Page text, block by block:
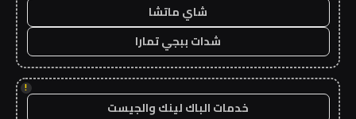
شاي ماتشا
شدات ببجي تمارا
!
خدمات الباك لينك والجيست